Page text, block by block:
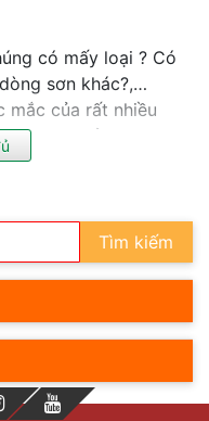
có mấy loại ? Có
sơn khác?,…
mắc của rất nhiều
chia sẻ những
ngắn gọn dưới
Tìm kiếm